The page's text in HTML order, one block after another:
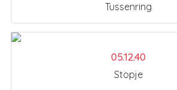
Tussenring
05.12.40
Stopje